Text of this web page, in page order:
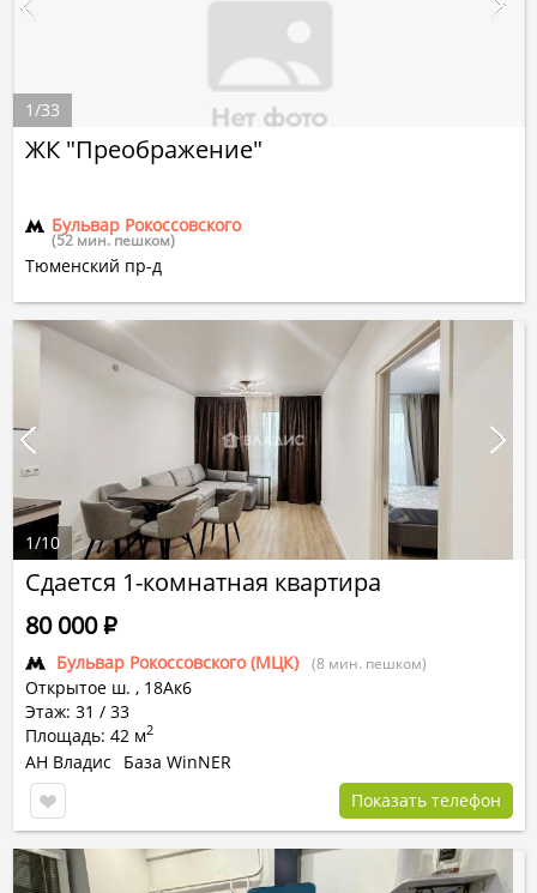
ЖК "Преображение"
Бульвар Рокоссовского
(52 мин. пешком)
Тюменский пр-д
1/33
Сдается 1-комнатная квартира
Бульвар Рокоссовского (МЦК) (8 мин. пешком)
Открытое ш. , 18Ак6
Этаж: 31 / 33
Площадь: 42 м2
80 000Р
АН Владис
База WinNER
Показать телефон
1/10